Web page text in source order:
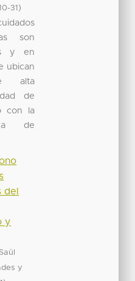
31 )
son
y en
ubican
alta
de
con la
de
del
y
Saúl
y